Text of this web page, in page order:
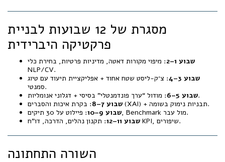
מסגרת של 12 שבועות לבניית
פרקטיקה היברידית
שבוע 1–2
: מיפוי מקורות דאטה, מדיניות פרטיות, בחירת כלי
NLP/CV.
שבוע 3–4
: צ׳ק-ליסט שטח אחוד + אפליקציית תיעוד עם טיוג
סמנטי.
שבוע 5–6: מודול “ערך פונדמנטלי” בסיסי + דגלוני אנומליות.
שבוע 7–8
: בקרת איכות והסברים (XAI) + תבניות נימוק בשומה.
שבוע 9–10
: פיילוט על 30 תיקים, Benchmark מול עבר.
שבוע 11–12
: תקנון נהלים, הדרכה, דו”ח KPI, שיפורים.
השורה התחתונה